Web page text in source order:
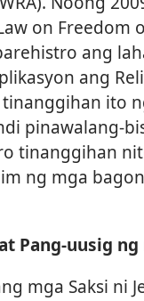
on Freedom
ang
ang
ito
pinawalang-
tinanggihan
ng mga
Pang-uusig
mga Saksi ni